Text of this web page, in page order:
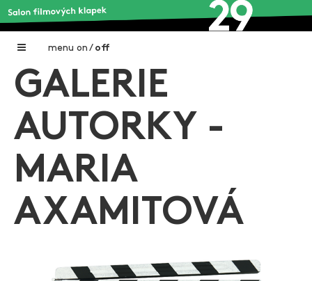
menu on / off
Home
Galerie filmových klapek
Autoři filmových klapek
O projektu
GALERIE
AUTORKY -
MARIA
AXAMITOVÁ